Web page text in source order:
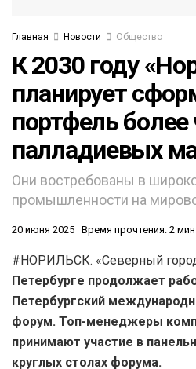
Главная Новости Общество
К 2030 году
планирует
портфель
палладиевых
Они востребованы в
промышленности на
20 июня 2025 Время прочтения: 2
#НОРИЛЬСК. «Северный
Петербурге продолжает
Петербургский
форум. Топ-менеджеры
принимают участие в
круглых столах форума.